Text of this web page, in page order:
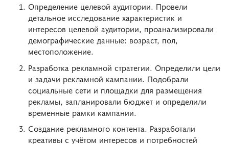
Определение целевой аудитории. Провели
детальное исследование характеристик и
интересов целевой аудитории, проанализировали
демографические данные: возраст, пол,
местоположение.
Разработка рекламной стратегии. Определили цели
и задачи рекламной кампании. Подобрали
социальные сети и площадки для размещения
рекламы, запланировали бюджет и определили
временные рамки кампании.
Создание рекламного контента. Разработали
креативы с учётом интересов и потребностей